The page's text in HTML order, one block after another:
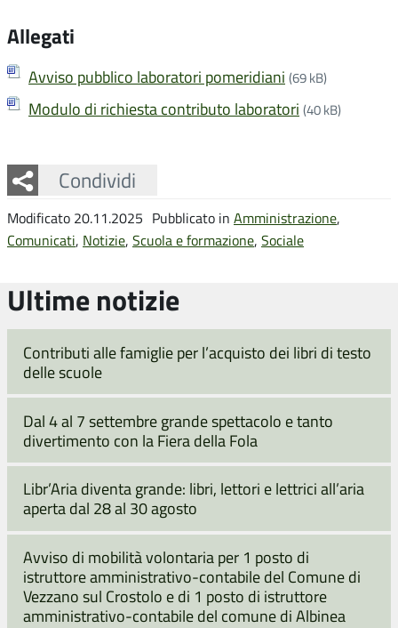
Allegati
Avviso pubblico laboratori pomeridiani (69 kB)
Modulo di richiesta contributo laboratori (40 kB)
Condividi
Facebook
Twitter
Whatsapp
Modificato 20.11.2025 Pubblicato in Amministrazione,
Comunicati, Notizie, Scuola e formazione, Sociale
Ultime notizie
Contributi alle famiglie per l’acquisto dei libri di testo
delle scuole
Dal 4 al 7 settembre grande spettacolo e tanto
divertimento con la Fiera della Fola
Libr’Aria diventa grande: libri, lettori e lettrici all’aria
aperta dal 28 al 30 agosto
Avviso di mobilità volontaria per 1 posto di
istruttore amministrativo-contabile del Comune di
Vezzano sul Crostolo e di 1 posto di istruttore
amministrativo-contabile del comune di Albinea